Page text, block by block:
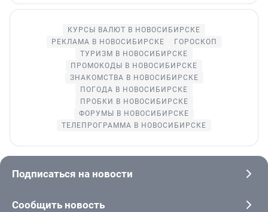
КУРСЫ ВАЛЮТ В НОВОСИБИРСКЕ
РЕКЛАМА В НОВОСИБИРСКЕ
ГОРОСКОП
ТУРИЗМ В НОВОСИБИРСКЕ
ПРОМОКОДЫ В НОВОСИБИРСКЕ
ЗНАКОМСТВА В НОВОСИБИРСКЕ
ПОГОДА В НОВОСИБИРСКЕ
ПРОБКИ В НОВОСИБИРСКЕ
ФОРУМЫ В НОВОСИБИРСКЕ
ТЕЛЕПРОГРАММА В НОВОСИБИРСКЕ
Подписаться на новости
Сообщить новость